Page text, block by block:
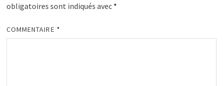
obligatoires sont indiqués avec *
COMMENTAIRE *